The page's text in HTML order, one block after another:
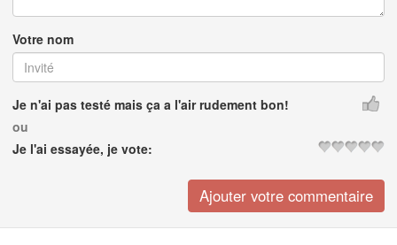
Votre nom
Je n'ai pas testé mais ça a l'air rudement bon!
ou
Je l'ai essayée, je vote: